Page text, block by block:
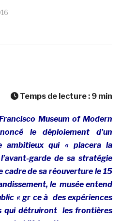
Temps de lecture : 9 min
Museum of Modern
le déploiement d’un
ambitieux qui « placera la
garde de sa stratégie
cadre de sa réouverture le 15
le musée entend
« gr ce à des expériences
qui détruiront les frontières